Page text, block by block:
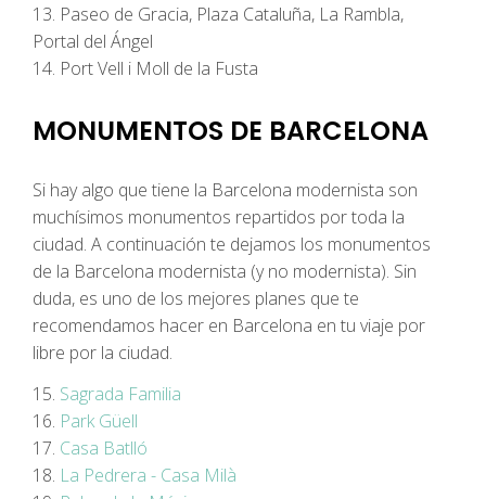
13. Paseo de Gracia, Plaza Cataluña, La Rambla,
Portal del Ángel
14. Port Vell i Moll de la Fusta
MONUMENTOS DE BARCELONA
Si hay algo que tiene la Barcelona modernista son
muchísimos monumentos repartidos por toda la
ciudad. A continuación te dejamos los monumentos
de la Barcelona modernista (y no modernista). Sin
duda, es uno de los mejores planes que te
recomendamos hacer en Barcelona en tu viaje por
libre por la ciudad.
15. Sagrada Familia
16. Park Güell
17. Casa Batlló
18. La Pedrera - Casa Milà